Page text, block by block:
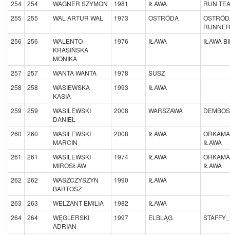
254 254 WAGNER SZYMON 1981 IŁAWA
RUN
255
255 WAL ARTUR WAL 1973 OSTRÓDA
256
256
WALENTO-
KRASIŃSKA
MONIKA
1976 IŁAWA IŁAWA
257 257 WANTA WANTA 1978
SUSZ
258
258
WASIEWSKA
KASIA
1993 IŁAWA
259 259
WASILEWSKI
DANIEL
2008 WARSZAWA
260 260
WASILEWSKI
MARCIN
2008 IŁAWA
IŁAWA
261
261
WASILEWSKI
MIROSŁAW
1974 IŁAWA
IŁAWA
262
262
WASZCZYSZYN
BARTOSZ
1990 IŁAWA
263 263 WELZANT EMILIA 1982
IŁAWA
264
264
WĘGLERSKI
ADRIAN
1997 ELBLĄG